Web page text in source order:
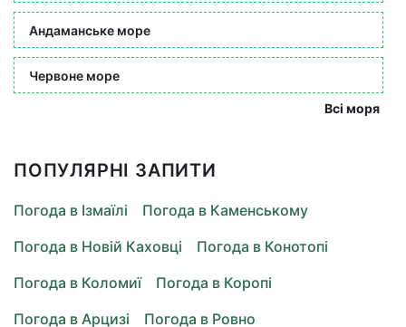
Андаманське море
Червоне море
Всі моря
ПОПУЛЯРНІ ЗАПИТИ
Погода в Ізмаїлі
Погода в Каменському
Погода в Новій Каховці
Погода в Конотопі
Погода в Коломиї
Погода в Коропі
Погода в Арцизі
Погода в Ровно